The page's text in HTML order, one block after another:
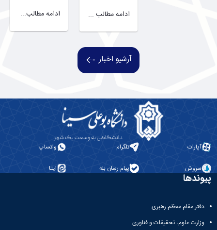
ادامه مطالب ... ادامه مطالب...
آرشیو اخبار
آپارات تلگرام واتساپ
سروش پیام رسان بله ایتا
پیوندها
دفتر مقام معظم رهبری
وزارت علوم، تحقیقات و فناوری